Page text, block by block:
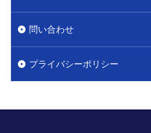
問い合わせ
プライバシーポリシー